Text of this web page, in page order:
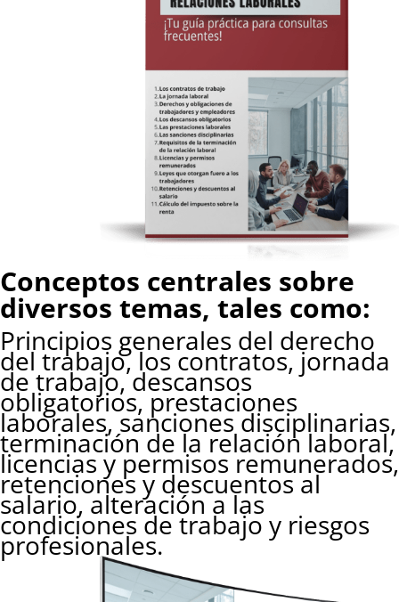
Conceptos centrales sobre
diversos temas, tales como:
Principios generales del derecho
del trabajo, los contratos, jornada
de trabajo, descansos
obligatorios, prestaciones
laborales, sanciones disciplinarias,
terminación de la relación laboral,
licencias y permisos remunerados,
retenciones y descuentos al
salario, alteración a las
condiciones de trabajo y riesgos
profesionales.